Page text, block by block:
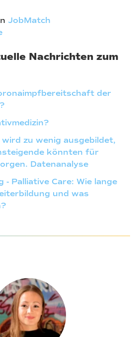
JobMatch
Nachrichten zum
der
zu wenig ausgebildet,
könnten für
Datenanalyse
- Palliative Care: Wie lange
und was